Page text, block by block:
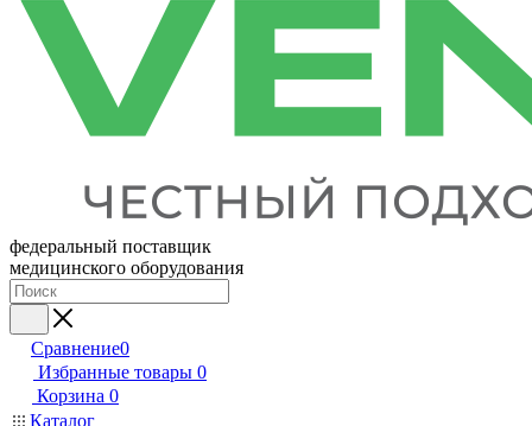
федеральный поставщик
медицинского оборудования
Сравнение0
Избранные товары 0
Корзина 0
Каталог